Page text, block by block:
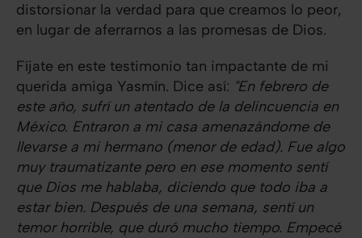
distorsionar la verdad para que creamos lo peor,
en lugar de aferrarnos a las promesas de Dios.
Fíjate en este testimonio tan impactante de mi
querida amiga Yasmín. Dice así: "En febrero de
este año, sufrí un atentado de la delincuencia en
México. Entraron a mi casa amenazándome de
llevarse a mi hermano (menor de edad). Fue algo
muy traumatizante pero en ese momento sentí
que Dios me hablaba, diciendo que todo iba a
estar bien. Después de una semana, sentí un
temor horrible, que duró mucho tiempo. Empecé